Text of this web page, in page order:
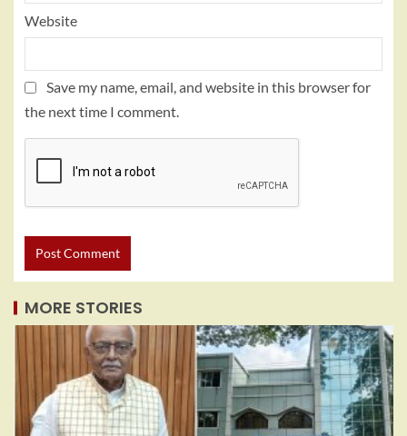
Website
Save my name, email, and website in this browser for
the next time I comment.
MORE STORIES